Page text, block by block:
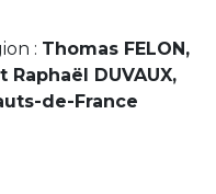
: Thomas FELON,
DUVAUX,
de-France